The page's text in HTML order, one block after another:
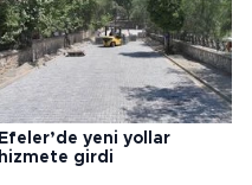
Efeler’de yeni yollar
hizmete girdi